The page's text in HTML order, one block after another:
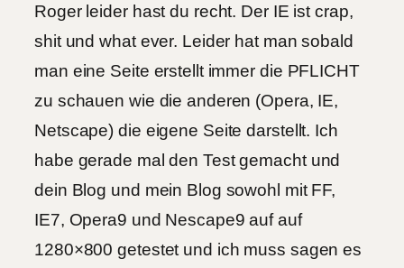
Roger leider hast du recht. Der IE ist crap,
shit und what ever. Leider hat man sobald
man eine Seite erstellt immer die PFLICHT
zu schauen wie die anderen (Opera, IE,
Netscape) die eigene Seite darstellt. Ich
habe gerade mal den Test gemacht und
dein Blog und mein Blog sowohl mit FF,
IE7, Opera9 und Nescape9 auf auf
1280×800 getestet und ich muss sagen es